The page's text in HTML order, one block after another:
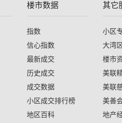
楼市数据
指数
信心指数
最新成交
历史成交
成交数据
小区成交排行榜
地区百科
其它
小区
大湾
楼市
美联
美联
美善
地产